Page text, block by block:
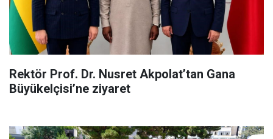
Rektör Prof. Dr. Nusret Akpolat’tan Gana
Büyükelçisi’ne ziyaret